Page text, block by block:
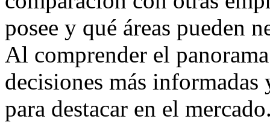
posee y qué áreas pueden
Al comprender el
decisiones más
para destacar en el